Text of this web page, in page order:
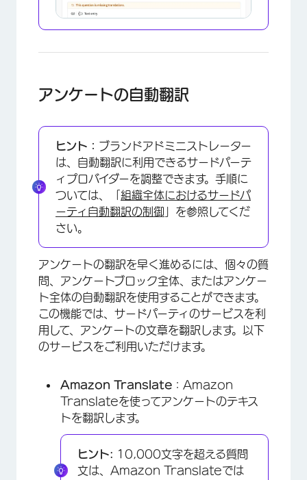
アンケートの自動翻訳
ヒント： ブランドアドミニストレーター
は、自動翻訳に利用できるサードパーテ
ィプロバイダーを調整できます。手順に
ついては、「 組織全体におけるサードパ
ーティ自動翻訳の制御 」を参照してくだ
さい。
アンケートの翻訳を早く進めるには、個々の質
問、アンケートブロック全体、またはアンケー
ト全体の自動翻訳を使用することができます。
この機能では、サードパーティのサービスを利
用して、アンケートの文章を翻訳します。以下
のサービスをご利用いただけます。
Amazon Translate ：Amazon
Translateを使ってアンケートのテキス
トを翻訳します。
ヒント: 10,000文字を超える質問
文は、Amazon Translateでは